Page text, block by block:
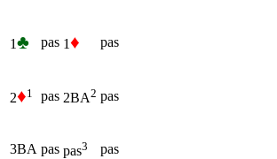
1♣ pas 1♦ pas
2♦1 pas 2BA2 pas
3BA pas pas3 pas